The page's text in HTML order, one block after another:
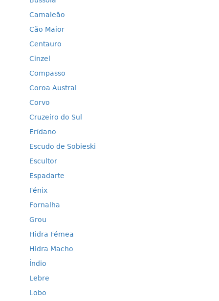
Camaleão
Cão Maior
Centauro
Cinzel
Compasso
Coroa Austral
Corvo
Cruzeiro do Sul
Erídano
Escudo de Sobieski
Escultor
Espadarte
Fénix
Fornalha
Grou
Hidra Fémea
Hidra Macho
Índio
Lebre
Lobo